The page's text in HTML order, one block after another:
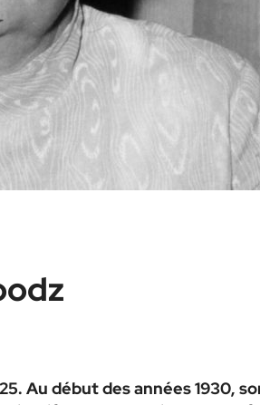
Au début des années 1930,